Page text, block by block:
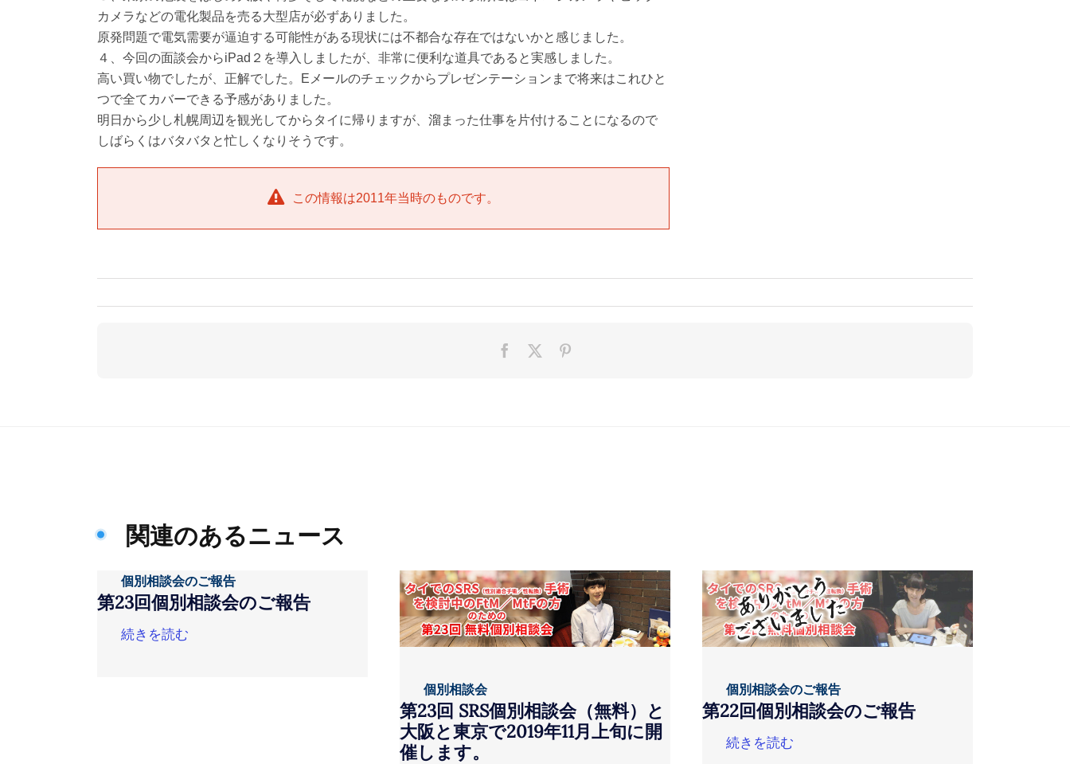
カメラなどの電化製品を売る大型店が必ずありました。
原発問題で電気需要が逼迫する可能性がある現状には不都合な存在ではないかと感じました。
４、今回の面談会からiPad２を導入しましたが、非常に便利な道具であると実感しました。
高い買い物でしたが、正解でした。Eメールのチェックからプレゼンテーションまで将来はこれひと
つで全てカバーできる予感がありました。
明日から少し札幌周辺を観光してからタイに帰りますが、溜まった仕事を片付けることになるので
しばらくはバタバタと忙しくなりそうです。
この情報は2011年当時のものです。
関連のあるニュース
個別相談会のご報告
第23回個別相談会のご報告
続きを読む
個別相談会
第23回 SRS個別相談会（無料）と
大阪と東京で2019年11月上旬に開
催します。
個別相談会のご報告
第22回個別相談会のご報告
続きを読む